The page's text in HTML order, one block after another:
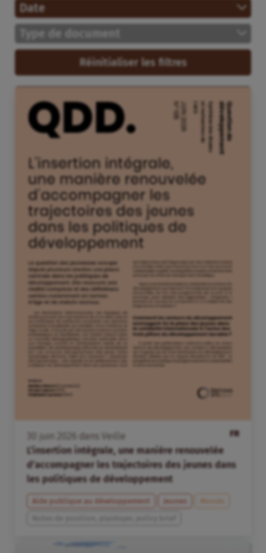
Date
Type de document
Réinitialiser les filtres
FR
juin dans
Veille
L’insertion intégrale, une manière renouvelée
d’accompagner les trajectoires des jeunes dans
les politiques de développement
Aide publique au développement Jeunes
Monde